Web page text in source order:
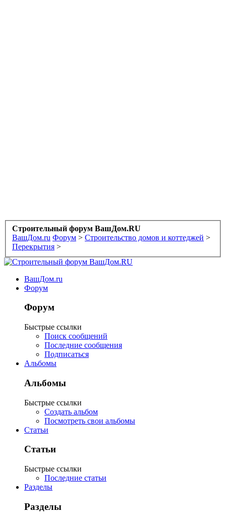
Строительный форум ВашДом.RU
ВашДом.ru Форум > Строительство домов и коттеджей >
Перекрытия >
ВашДом.ru
Форум
Форум
Быстрые ссылки
Поиск сообщений
Последние сообщения
Подписаться
Альбомы
Альбомы
Быстрые ссылки
Создать альбом
Посмотреть свои альбомы
Статьи
Статьи
Быстрые ссылки
Последние статьи
Разделы
Разделы